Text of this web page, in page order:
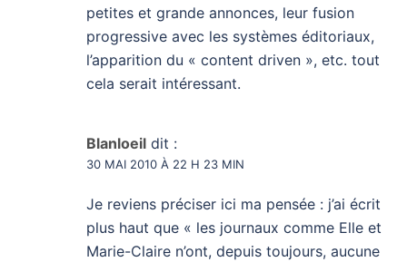
petites et grande annonces, leur fusion
progressive avec les systèmes éditoriaux,
l’apparition du « content driven », etc. tout
cela serait intéressant.
Blanloeil dit :
30 MAI 2010 À 22 H 23 MIN
Je reviens préciser ici ma pensée : j’ai écrit
plus haut que « les journaux comme Elle et
Marie-Claire n’ont, depuis toujours, aucune